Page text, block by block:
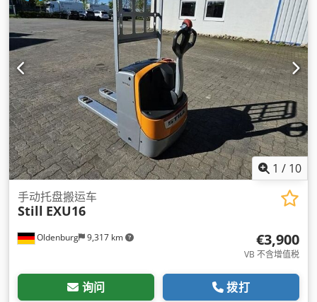
1 / 10
Oldenburg 9,317 km
手动托盘搬运车
Still EXU16
€3,900
VB 不含增值税
询问 拨打